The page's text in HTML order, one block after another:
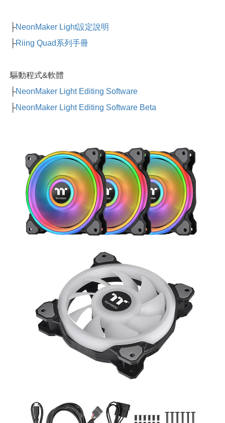
├NeonMaker Light設定說明
├Riing Quad系列手冊
驅動程式&軟體
├NeonMaker Light Editing Software
├NeonMaker Light Editing Software Beta